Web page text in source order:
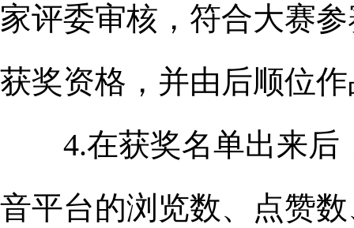
家评委审核，符合大赛
获奖资格，并由后顺位
4.在获奖名单出来后
音平台的浏览数、点赞